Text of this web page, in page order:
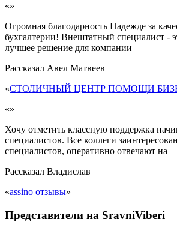
«»
Огромная благодарность Надежде за
бухгалтерии! Внештатный специалист -
лучшее решение для компании
Рассказал Авел Матвеев
«СТОЛИЧНЫЙ ЦЕНТР ПОМОЩИ
«»
Хочу отметить классную поддержка
специалистов. Все коллеги
специалистов, оперативно отвечают на
Рассказал Владислав
«assino отзывы»
Представители на SravniViberi